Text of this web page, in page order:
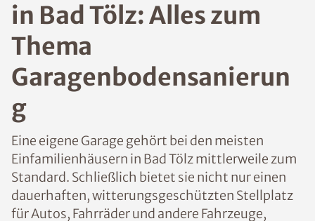
in Bad Tölz: Alles zum
Thema
Garagenbodensanierun
g
Eine eigene Garage gehört bei den meisten
Einfamilienhäusern in Bad Tölz mittlerweile zum
Standard. Schließlich bietet sie nicht nur einen
dauerhaften, witterungsgeschützten Stellplatz
für Autos, Fahrräder und andere Fahrzeuge,